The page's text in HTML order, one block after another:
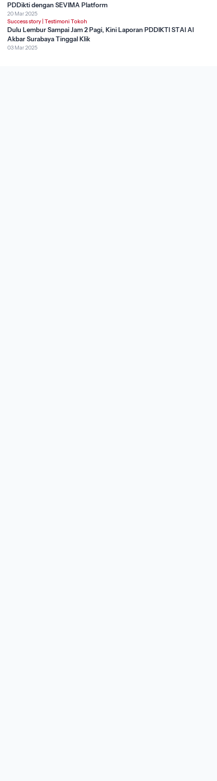
PDDikti dengan SEVIMA Platform
20 Mar 2025
Success story Testimoni Tokoh
Dulu Lembur Sampai Jam 2 Pagi, Kini Laporan PDDIKTI STAI Al
Akbar Surabaya Tinggal Klik
03 Mar 2025